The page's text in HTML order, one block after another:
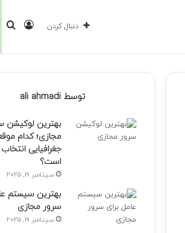
ورود دنبال کردن
توسط ali ahmadi
بهترین لوکیشن
مجازی؛ کدام
جغرافیایی
است؟
سپتامبر 19, 2025
بهترین سیستم
سرور مجازی
سپتامبر 19, 2025